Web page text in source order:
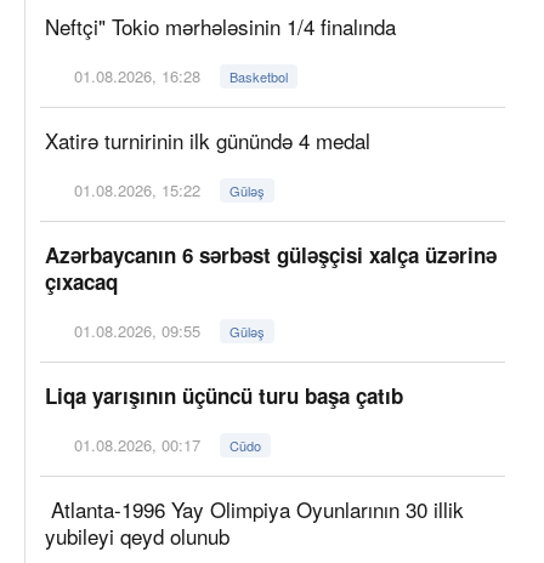
Neftçi" Tokio mərhələsinin 1/4 finalında
01.08.2026, 16:28 Basketbol
Xatirə turnirinin ilk günündə 4 medal
01.08.2026, 15:22 Güləş
Azərbaycanın 6 sərbəst güləşçisi xalça üzərinə
çıxacaq
01.08.2026, 09:55 Güləş
Liqa yarışının üçüncü turu başa çatıb
01.08.2026, 00:17 Cüdo
Atlanta-1996 Yay Olimpiya Oyunlarının 30 illik
yubileyi qeyd olunub